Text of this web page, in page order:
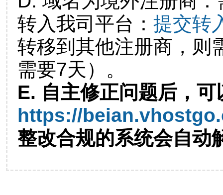
转入我司平台： 提交转
转移到其他注册商，则
需要7天）。
E. 自主修正问题后，可
https://
整改合规的系统会自动